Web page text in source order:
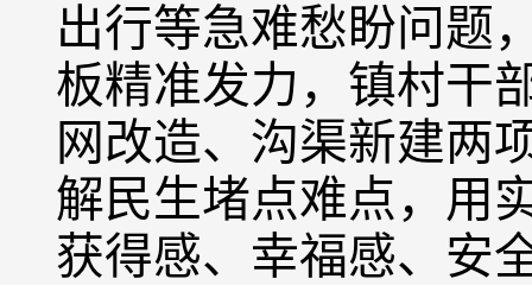
出行等急难愁盼问题
板精准发力，镇村干
网改造、沟渠新建两
解民生堵点难点，用
获得感、幸福感、安